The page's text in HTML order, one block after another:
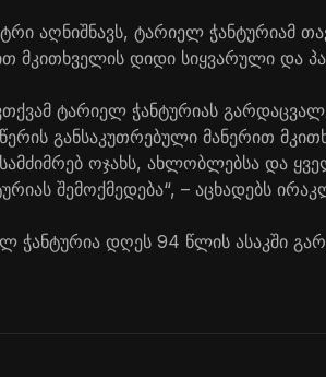
აღნიშნავს, ტარიელ ჭანტურიამ
მკითხველის დიდი სიყვარული და
ტარიელ ჭანტურიას
განსაკუთრებული მანერით
ოჯახს, ახლობლებსა და
შემოქმედება“, – აცხადებს
ჭანტურია დღეს 94 წლის ასაკში